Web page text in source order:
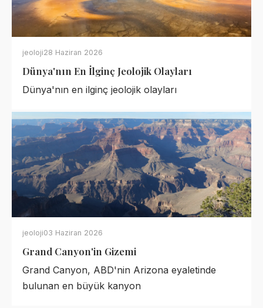
jeoloji28 Haziran 2026
Dünya'nın En İlginç Jeolojik Olayları
Dünya'nın en ilginç jeolojik olayları
jeoloji03 Haziran 2026
Grand Canyon'in Gizemi
Grand Canyon, ABD'nin Arizona eyaletinde
bulunan en büyük kanyon